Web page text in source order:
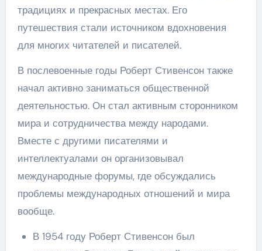
традициях и прекрасных местах. Его
путешествия стали источником вдохновения
для многих читателей и писателей.
В послевоенные годы Роберт Стивенсон также
начал активно заниматься общественной
деятельностью. Он стал активным сторонником
мира и сотрудничества между народами.
Вместе с другими писателями и
интеллектуалами он организовывал
международные форумы, где обсуждались
проблемы международных отношений и мира
вообще.
В 1954 году Роберт Стивенсон был